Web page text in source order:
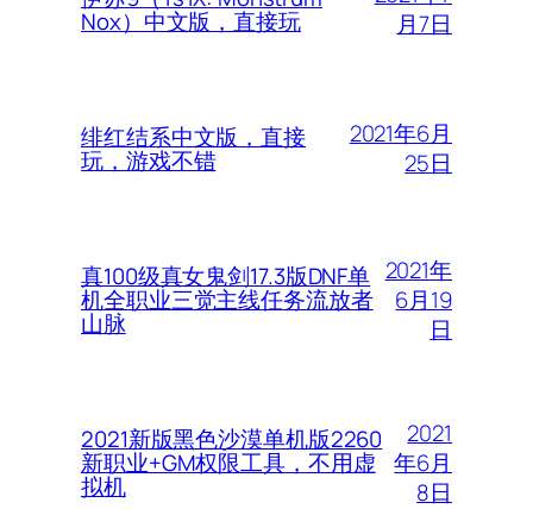
Nox）中文版，直接玩
月7日
绯红结系中文版，直接
玩，游戏不错
2021年6月
25日
真100级真女鬼剑17.3版DNF单
机全职业三觉主线任务流放者
山脉
2021年
6月19
日
2021新版黑色沙漠单机版2260
新职业+GM权限工具，不用虚
拟机
2021
年6月
8日